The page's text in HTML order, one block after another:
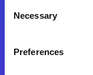
Selection
Necessary
Preferences